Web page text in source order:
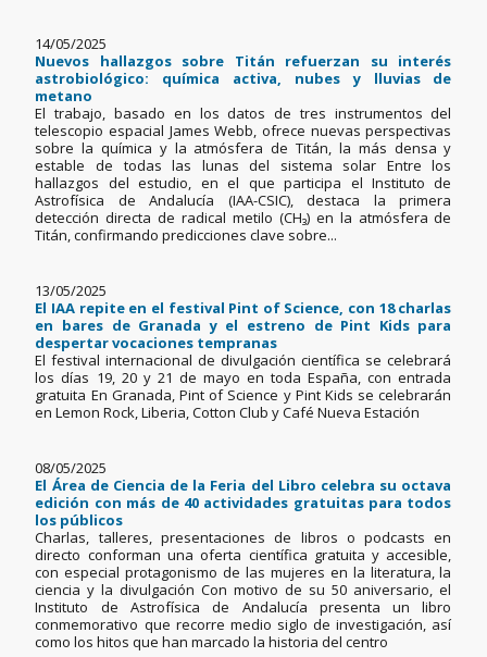
14/05/2025
Nuevos hallazgos sobre Titán refuerzan su interés
astrobiológico: química activa, nubes y lluvias de
metano
El trabajo, basado en los datos de tres instrumentos del
telescopio espacial James Webb, ofrece nuevas perspectivas
sobre la química y la atmósfera de Titán, la más densa y
estable de todas las lunas del sistema solar Entre los
hallazgos del estudio, en el que participa el Instituto de
Astrofísica de Andalucía (IAA-CSIC), destaca la primera
detección directa de radical metilo (CH₃) en la atmósfera de
Titán, confirmando predicciones clave sobre...
13/05/2025
El IAA repite en el festival Pint of Science, con 18 charlas
en bares de Granada y el estreno de Pint Kids para
despertar vocaciones tempranas
El festival internacional de divulgación científica se celebrará
los días 19, 20 y 21 de mayo en toda España, con entrada
gratuita En Granada, Pint of Science y Pint Kids se celebrarán
en Lemon Rock, Liberia, Cotton Club y Café Nueva Estación
08/05/2025
El Área de Ciencia de la Feria del Libro celebra su octava
edición con más de 40 actividades gratuitas para todos
los públicos
Charlas, talleres, presentaciones de libros o podcasts en
directo conforman una oferta científica gratuita y accesible,
con especial protagonismo de las mujeres en la literatura, la
ciencia y la divulgación Con motivo de su 50 aniversario, el
Instituto de Astrofísica de Andalucía presenta un libro
conmemorativo que recorre medio siglo de investigación, así
como los hitos que han marcado la historia del centro